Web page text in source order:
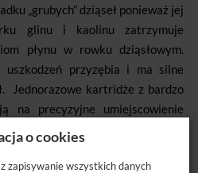
„grubych” dziąseł ponieważ jej
glinu i kaolinu zatrzymuje
płynu w rowku dziąsłowym.
przyzębia i ma silne
Jednorazowe kartridże z bardzo
na precyzyjne umiejscowienie
krzyżowych.
o cookies
zapisywanie wszystkich danych